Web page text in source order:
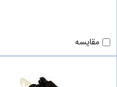
مقایسه